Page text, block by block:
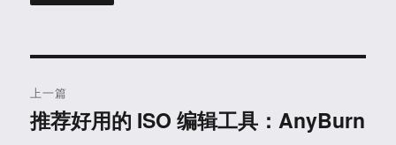
章
上一篇
上
推荐好用的 ISO 编辑工具：AnyBurn